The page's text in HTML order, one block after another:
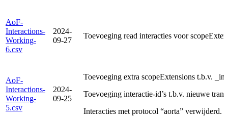
AoF-
Interactions-
Working-
6.csv
2024-
09-27
Toevoeging read interacties voor
AoF-
Interactions-
Working-
5.csv
2024-
09-25
Toevoeging extra scopeExtensions t.b.v.
Toevoeging interactie-id’s t.b.v. nieuwe
Interacties met protocol “aorta” verwijderd.